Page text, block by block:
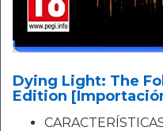
Dying Light: The
Edition